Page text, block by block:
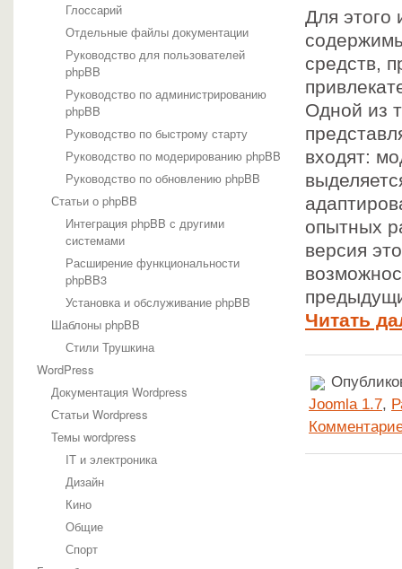
Глоссарий
Отдельные файлы документации
Руководство для пользователей
phpBB
Руководство по администрированию
phpBB
Руководство по быстрому старту
Руководство по модерированию phpBB
Руководство по обновлению phpBB
Статьи о phpBB
Интеграция phpBB с другими
системами
Расширение функциональности
phpBB3
Установка и обслуживание phpBB
Шаблоны phpBB
Стили Трушкина
WordPress
Документация Wordpress
Статьи Wordpress
Темы wordpress
IT и электроника
Дизайн
Кино
Общие
Спорт
Для этого
средств,
Одной из
входят:
опытных
версия
Читать
Joomla 1.7,